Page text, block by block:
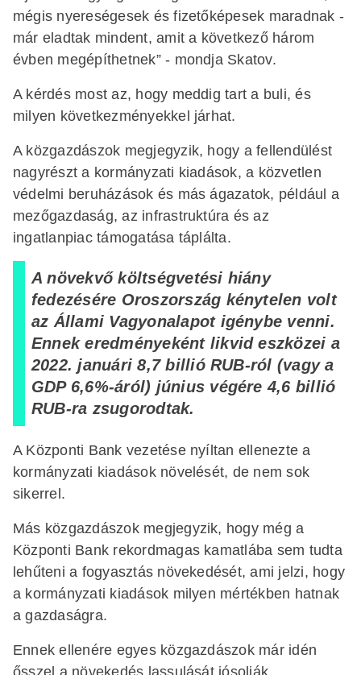
mégis nyereségesek és fizetőképesek maradnak -
már eladtak mindent, amit a következő három
évben megépíthetnek” - mondja Skatov.
A kérdés most az, hogy meddig tart a buli, és
milyen következményekkel járhat.
A közgazdászok megjegyzik, hogy a fellendülést
nagyrészt a kormányzati kiadások, a közvetlen
védelmi beruházások és más ágazatok, például a
mezőgazdaság, az infrastruktúra és az
ingatlanpiac támogatása táplálta.
A növekvő költségvetési hiány
fedezésére Oroszország kénytelen volt
az Állami Vagyonalapot igénybe venni.
Ennek eredményeként likvid eszközei a
2022. januári 8,7 billió RUB-ról (vagy a
GDP 6,6%-áról) június végére 4,6 billió
RUB-ra zsugorodtak.
A Központi Bank vezetése nyíltan ellenezte a
kormányzati kiadások növelését, de nem sok
sikerrel.
Más közgazdászok megjegyzik, hogy még a
Központi Bank rekordmagas kamatlába sem tudta
lehűteni a fogyasztás növekedését, ami jelzi, hogy
a kormányzati kiadások milyen mértékben hatnak
a gazdaságra.
Ennek ellenére egyes közgazdászok már idén
ősszel a növekedés lassulását jósolják.